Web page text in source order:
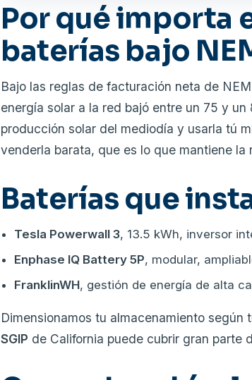
Por qué importa
baterías bajo
Bajo las reglas de facturación neta de
energía solar a la red bajó entre un 75 y
producción solar del mediodía y usarla tú
venderla barata, que es lo que mantiene
Baterías que
Tesla Powerwall 3, 13.5 kWh, inversor
Enphase IQ Battery 5P, modular,
FranklinWH, gestión de energía de alta
Dimensionamos tu almacenamiento
SGIP de California puede cubrir gran parte